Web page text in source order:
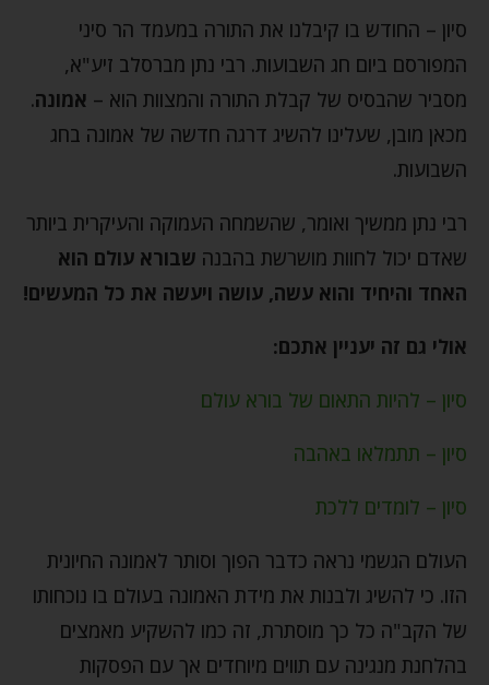
סיון – החודש בו קיבלנו את התורה במעמד הר סיני
המפורסם ביום חג השבועות. רבי נתן מברסלב זיע"א,
מסביר שהבסיס של קבלת התורה והמצוות הוא – אמונה.
מכאן מובן, שעלינו להשיג דרגה חדשה של אמונה בחג
השבועות.
רבי נתן ממשיך ואומר, שהשמחה העמוקה והעיקרית ביותר
שאדם יכול לחוות מושרשת בהבנה שבורא עולם הוא
האחד והיחיד והוא עשה, עושה ויעשה את כל המעשים!
אולי גם זה יעניין אתכם:
סיון – להיות התאום של בורא עולם
סיון – תתמלאו באהבה
סיון – לומדים ללכת
העולם הגשמי נראה כדבר הפוך וסותר לאמונה החיונית
הזו. כי להשיג ולבנות את מידת האמונה בעולם בו נוכחותו
של הקב"ה כל כך מוסתרת, זה כמו להשקיע מאמצים
בהלחנת מנגינה עם תווים מיוחדים אך עם הפסקות